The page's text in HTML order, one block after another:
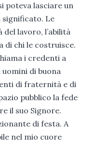
poteva lasciare un
significato. Le
lavoro, l’abilità
di chi le costruisce.
i credenti a
di buona
di fraternità e di
pubblico la fede
il suo Signore.
di festa. A
nel mio cuore